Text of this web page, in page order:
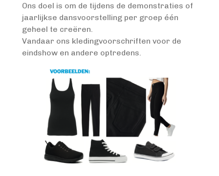
Ons doel is om de tijdens de demonstraties of
jaarlijkse dansvoorstelling per groep één
geheel te creëren.
Vandaar ons kledingvoorschriften voor de
eindshow en andere optredens.